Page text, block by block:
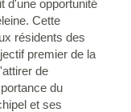
d'une opportunité
Cette
résidents des
premier de la
de
du
et ses